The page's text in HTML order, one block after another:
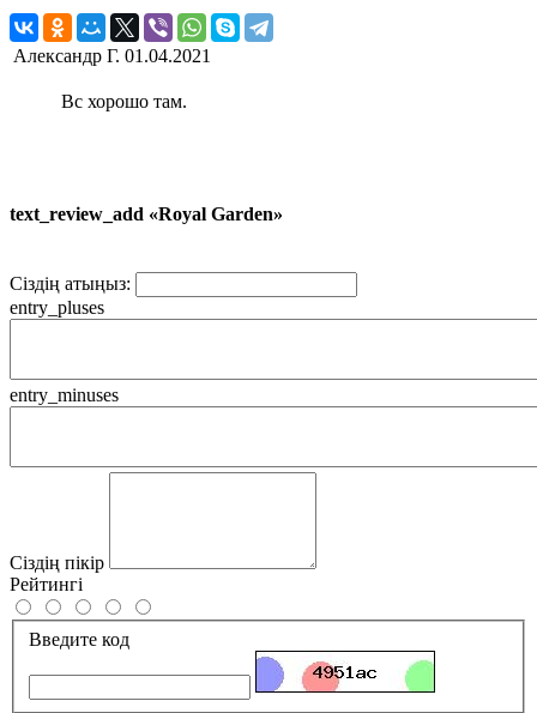
Александр Г. 01.04.2021
Вс хорошо там.
text_review_add «Royal Garden»
Сіздің атыңыз:
entry_pluses
entry_minuses
Сіздің пікір
Рейтингі
Введите код